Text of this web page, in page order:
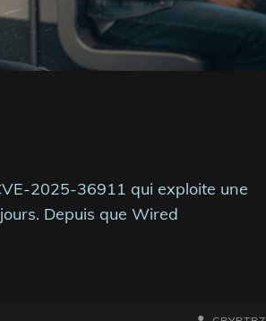
2025-36911 qui exploite une
Depuis que Wired